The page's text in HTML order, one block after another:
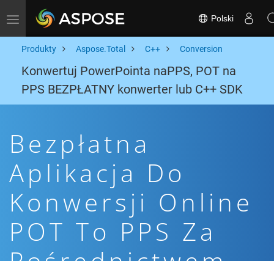
Toggle navigation Polski
Produkty Aspose.Total C++ Conversion
Konwertuj PowerPointa naPPS, POT na
PPS BEZPŁATNY konwerter lub C++ SDK
Bezpłatna
Aplikacja Do
Konwersji Online
POT To PPS Za